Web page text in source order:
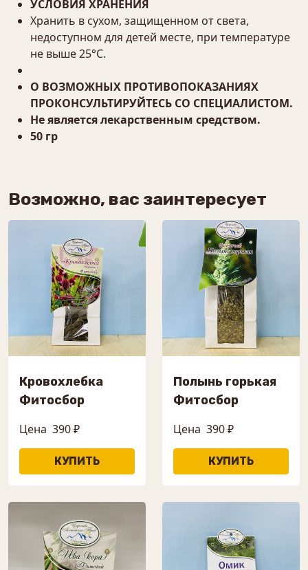
УСЛОВИЯ ХРАНЕНИЯ
Хранить в сухом, защищенном от света,
недоступном для детей месте, при температуре
не выше 25°С.
О ВОЗМОЖНЫХ ПРОТИВОПОКАЗАНИЯХ
ПРОКОНСУЛЬТИРУЙТЕСЬ СО СПЕЦИАЛИСТОМ.
Не является лекарственным средством.
50 гр
Возможно, вас заинтересует
Кровохлебка
Фитосбор
Цена 390 ₽
Полынь горькая
Фитосбор
Цена 390 ₽